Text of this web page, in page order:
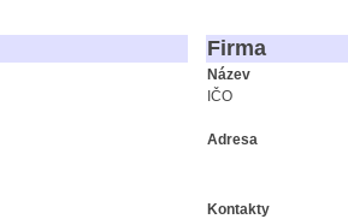
Firma
Název
IČO
Adresa
Kontakty